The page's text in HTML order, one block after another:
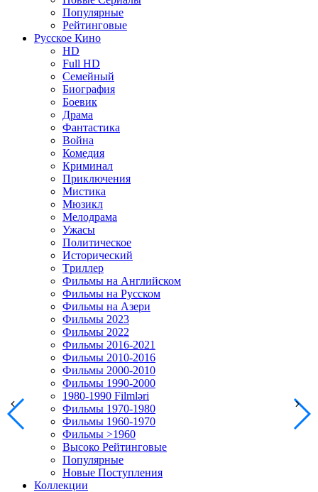
Популярные
Рейтинговые
Русское Кино
HD
Full HD
Семейный
Биография
Боевик
Драма
Фантастика
Война
Комедия
Криминал
Приключения
Мистика
Мюзикл
Мелодрама
Ужасы
Политическое
Исторический
Tриллер
Фильмы на Английском
Фильмы на Русском
Фильмы на Азери
Фильмы 2023
Фильмы 2022
Фильмы 2016-2021
Фильмы 2010-2016
Фильмы 2000-2010
Фильмы 1990-2000
1980-1990 Filmləri
Фильмы 1970-1980
Фильмы 1960-1970
Фильмы >1960
Высоко Рейтинговые
Популярные
Новые Поступления
Коллекции